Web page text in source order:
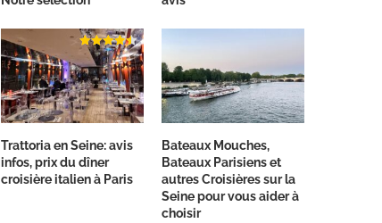
Trattoria en Seine: avis
infos, prix du dîner
croisière italien à Paris
Bateaux Mouches,
Bateaux Parisiens et
autres Croisières sur la
Seine pour vous aider à
choisir